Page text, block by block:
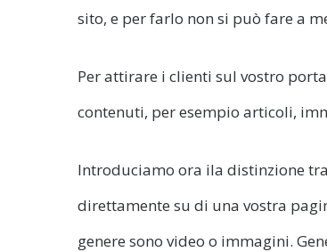
sito, e per farlo non si può fare a
Per attirare i clienti sul vostro
contenuti, per esempio articoli,
Introduciamo ora ila distinzione
direttamente su di una vostra
genere sono video o immagini.